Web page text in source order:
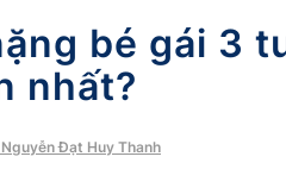
bé gái 3
nhất?
Đạt Huy Thanh